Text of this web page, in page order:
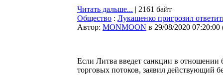
Читать дальше... | 2161 байт
Общество : Лукашенко пригрозил
Автор: MONMOON в 29/08/2020 07:20:00
Если Литва введет санкции в отношении
торговых потоков, заявил действующий